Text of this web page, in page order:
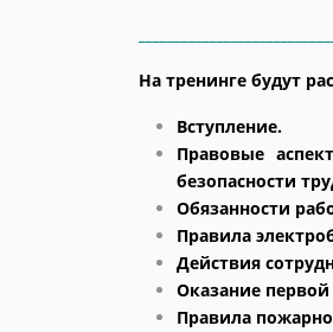
На тренинге будут
Вступление.
Правовые
безопасности
Обязанности
Правила
Действия
Оказание
Правила